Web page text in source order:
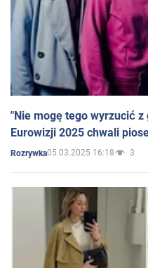
"Nie mogę tego wyrzucić
Eurowizji 2025 chwali
Rozrywka05.03.2025 16:18 3